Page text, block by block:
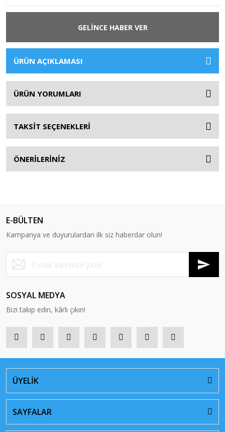
GELİNCE HABER VER
ÜRÜN AÇIKLAMASI
ÜRÜN YORUMLARI
TAKSİT SEÇENEKLERİ
ÖNERİLERİNİZ
E-BÜLTEN
Kampanya ve duyurulardan ilk siz haberdar olun!
SOSYAL MEDYA
Bizi takip edin, kârlı çıkın!
ÜYELİK
SAYFALAR